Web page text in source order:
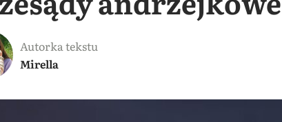
Autorka tekstu
Mirella